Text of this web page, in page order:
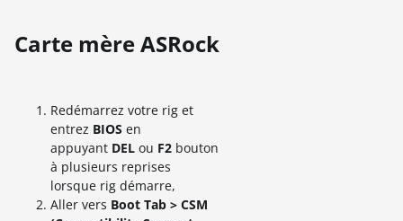
Carte mère ASRock
Redémarrez votre rig et
entrez BIOS en
appuyant DEL ou F2 bouton
à plusieurs reprises
lorsque rig démarre,
Aller vers Boot Tab > CSM